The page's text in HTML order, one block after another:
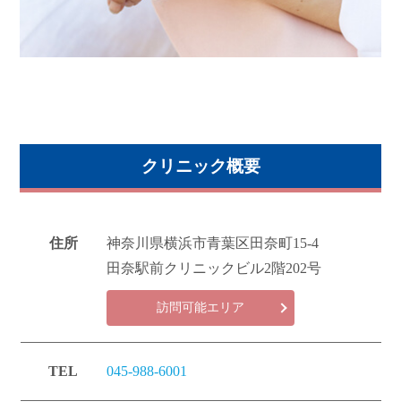
クリニック概要
住所
神奈川県横浜市青葉区田奈町15-4
田奈駅前クリニックビル2階202号
訪問可能エリア
TEL 045-988-6001